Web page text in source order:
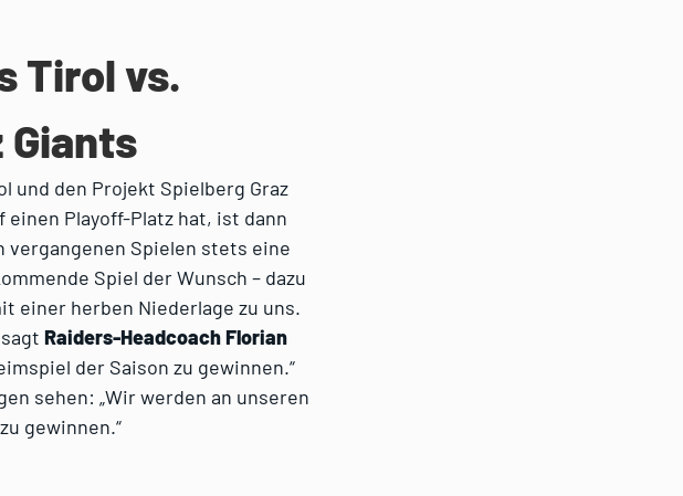
Tirol vs.
und den Projekt Spielberg Graz
einen Playoff-Platz hat, ist dann
vergangenen Spielen stets eine
Spiel der Wunsch – dazu
einer herben Niederlage zu uns.
Raiders-Headcoach Florian
der Saison zu gewinnen.“
sehen: „Wir werden an unseren
gewinnen.“